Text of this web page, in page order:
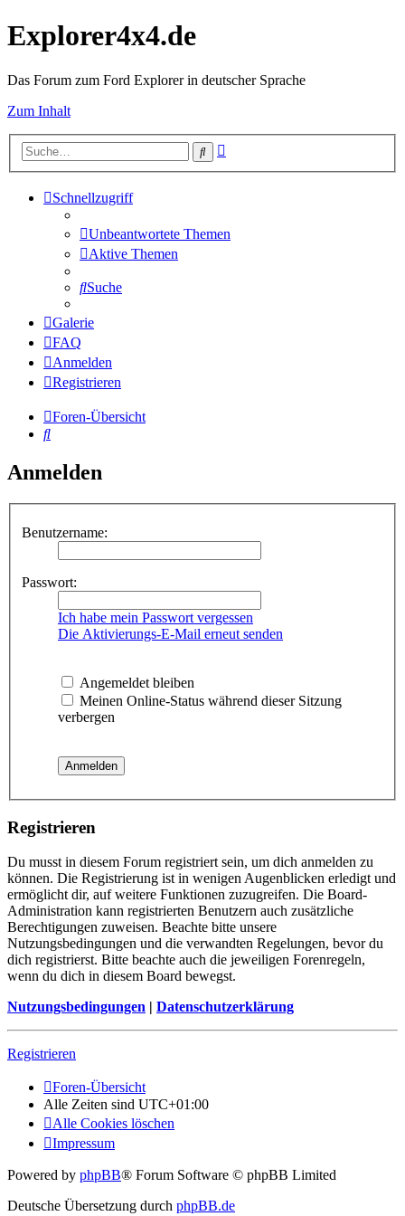
Explorer4x4.de
Das Forum zum Ford Explorer in deutscher Sprache
Zum Inhalt
Suche
Schnellzugriff
Unbeantwortete Themen
Aktive Themen
Suche
Galerie
FAQ
Anmelden
Registrieren
Foren-Übersicht
Suche
Anmelden
Benutzername:
Passwort:
Ich habe mein Passwort vergessen
Die Aktivierungs-E-Mail erneut senden
Angemeldet bleiben
Meinen Online-Status während dieser Sitzung
verbergen
Registrieren
Du musst in diesem Forum registriert sein, um dich anmelden zu
können. Die Registrierung ist in wenigen Augenblicken erledigt und
ermöglicht dir, auf weitere Funktionen zuzugreifen. Die Board-
Administration kann registrierten Benutzern auch zusätzliche
Berechtigungen zuweisen. Beachte bitte unsere
Nutzungsbedingungen und die verwandten Regelungen, bevor du
dich registrierst. Bitte beachte auch die jeweiligen Forenregeln,
wenn du dich in diesem Board bewegst.
Nutzungsbedingungen | Datenschutzerklärung
Registrieren
Foren-Übersicht
Alle Zeiten sind UTC+01:00
Alle Cookies löschen
Impressum
Powered by phpBB® Forum Software © phpBB Limited
Deutsche Übersetzung durch phpBB.de